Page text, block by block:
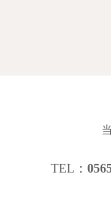
TEL：